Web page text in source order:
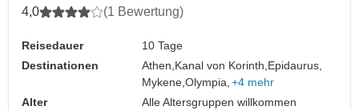
4,0 (1 Bewertung)
Reisedauer
10 Tage
Destinationen
Athen,Kanal von Korinth,Epidaurus,
Mykene,Olympia, +4 mehr
Alter
Alle Altersgruppen willkommen